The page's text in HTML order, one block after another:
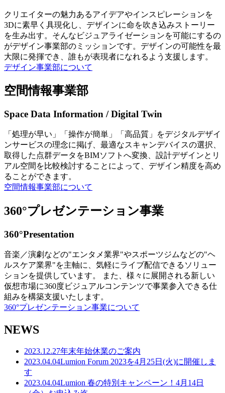
クリエイターの魅力あるアイデアやインスピレーションを
3Dに素早く具現化し、デザインに命を吹き込みストーリー
を生み出す。そんなビジュアライゼーションを可能にするの
がデザイン事業部のミッションです。デザインの可能性を最
大限に発揮でき、誰もが表現者になれるよう支援します。
デザイン事業部について
空間情報事業部
Space Data Information / Digital Twin
「処理が早い」「操作が簡単」「高品質」をデジタルデザイ
ンサービスの理念に掲げ、最適なスキャンデバイスの選択、
取得した点群データをBIMソフトへ変換、設計デザインとリ
アル空間を比較検討することによって、デザイン精度を高め
ることができます。
空間情報事業部について
360°プレゼンテーション事業
360°Presentation
音楽／演劇などの"エンタメ業界"やスポーツジムなどの"ヘ
ルスケア業界"を主軸に、気軽にライブ配信できるソリュー
ションを提供しています。 また、様々に展開される新しい
仮想市場に360度ビジュアルコンテンツで事業参入できる仕
組みを構築支援いたします。
360°プレゼンテーション事業について
NEWS
2023.12.27年末年始休業のご案内
2023.04.04Lumion Forum 2023を4月25日(火)に開催しま
す
2023.04.04Lumion 春の特別キャンペーン！4月14日